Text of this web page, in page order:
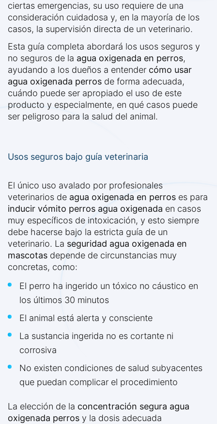
ciertas emergencias, su uso requiere de una
consideración cuidadosa y, en la mayoría de los
casos, la supervisión directa de un veterinario.
Esta guía completa abordará los usos seguros y
no seguros de la agua oxigenada en perros,
ayudando a los dueños a entender cómo usar
agua oxigenada perros de forma adecuada,
cuándo puede ser apropiado el uso de este
producto y especialmente, en qué casos puede
ser peligroso para la salud del animal.
Usos seguros bajo guía veterinaria
El único uso avalado por profesionales
veterinarios de agua oxigenada en perros es para
inducir vómito perros agua oxigenada en casos
muy específicos de intoxicación, y esto siempre
debe hacerse bajo la estricta guía de un
veterinario. La seguridad agua oxigenada en
mascotas depende de circunstancias muy
concretas, como:
El perro ha ingerido un tóxico no cáustico en
los últimos 30 minutos
El animal está alerta y consciente
La sustancia ingerida no es cortante ni
corrosiva
No existen condiciones de salud subyacentes
que puedan complicar el procedimiento
La elección de la concentración segura agua
oxigenada perros y la dosis adecuada